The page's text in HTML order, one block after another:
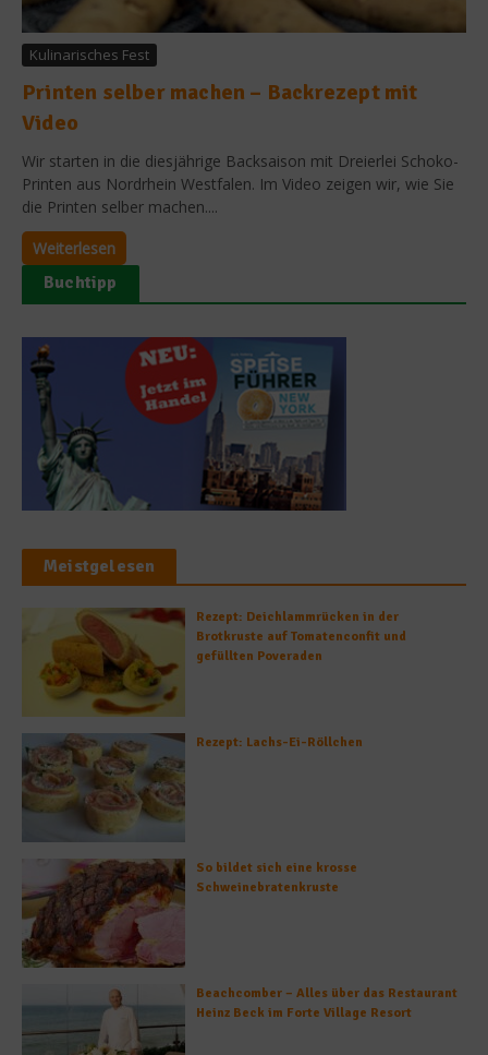
Kulinarisches Fest
Printen selber machen – Backrezept mit
Video
Wir starten in die diesjährige Backsaison mit Dreierlei Schoko-
Printen aus Nordrhein Westfalen. Im Video zeigen wir, wie Sie
die Printen selber machen....
Weiterlesen
Buchtipp
Meistgelesen
Rezept: Deichlammrücken in der
Brotkruste auf Tomatenconfit und
gefüllten Poveraden
Rezept: Lachs-Ei-Röllchen
So bildet sich eine krosse
Schweinebratenkruste
Beachcomber – Alles über das Restaurant
Heinz Beck im Forte Village Resort